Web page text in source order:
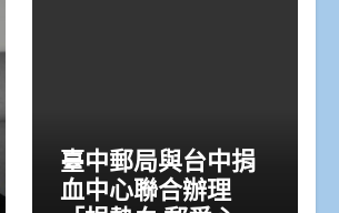
臺中郵局與台中捐
血中心聯合辦理